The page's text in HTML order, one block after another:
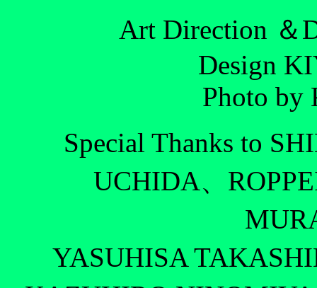
Art Direction ＆
Design
Photo by
Special Thanks to
UCHIDA、
YASUHISA